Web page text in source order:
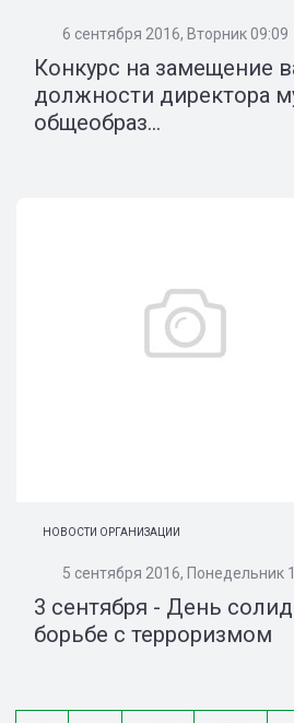
6 сентября 2016, Вторник 09:09
Конкурс на замещение
должности директора
общеобраз...
НОВОСТИ ОРГАНИЗАЦИИ
5 сентября 2016, Понедельник
3 сентября - День
борьбе с терроризмом